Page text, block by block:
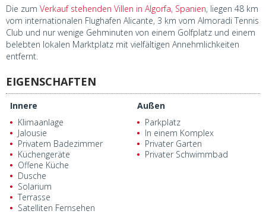
Die zum Verkauf stehenden Villen in Algorfa, Spanien, liegen 48 km
vom internationalen Flughafen Alicante, 3 km vom Almoradi Tennis
Club und nur wenige Gehminuten von einem Golfplatz und einem
belebten lokalen Marktplatz mit vielfältigen Annehmlichkeiten
entfernt.
EIGENSCHAFTEN
Innere
Klimaanlage
Jalousie
Privatem Badezimmer
Küchengeräte
Offene Küche
Dusche
Solarium
Terrasse
Satelliten Fernsehen
Außen
Parkplatz
In einem Komplex
Privater Garten
Privater Schwimmbad